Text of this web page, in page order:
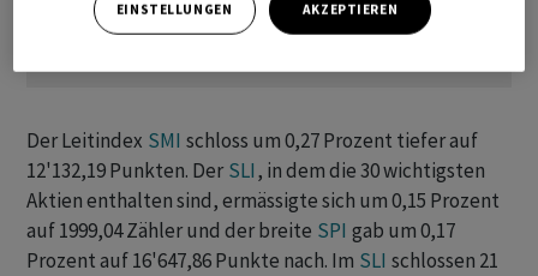
Der Leitindex SMI schloss um 0,27 Prozent tiefer auf
12'132,19 Punkten. Der SLI, in dem die 30 wichtigsten
Aktien enthalten sind, ermässigte sich um 0,15 Prozent
auf 1999,04 Zähler und der breite SPI gab um 0,17
Prozent auf 16'647,86 Punkte nach. Im SLI schlossen 21
EINSTELLUNGEN AKZEPTIEREN